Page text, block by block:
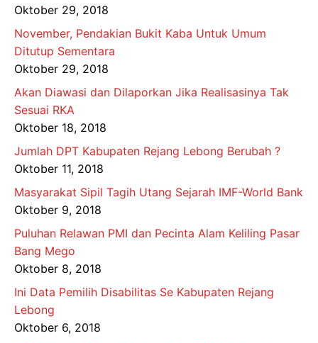
Oktober 29, 2018
November, Pendakian Bukit Kaba Untuk Umum
Ditutup Sementara
Oktober 29, 2018
Akan Diawasi dan Dilaporkan Jika Realisasinya Tak
Sesuai RKA
Oktober 18, 2018
Jumlah DPT Kabupaten Rejang Lebong Berubah ?
Oktober 11, 2018
Masyarakat Sipil Tagih Utang Sejarah IMF-World Bank
Oktober 9, 2018
Puluhan Relawan PMI dan Pecinta Alam Keliling Pasar
Bang Mego
Oktober 8, 2018
Ini Data Pemilih Disabilitas Se Kabupaten Rejang
Lebong
Oktober 6, 2018